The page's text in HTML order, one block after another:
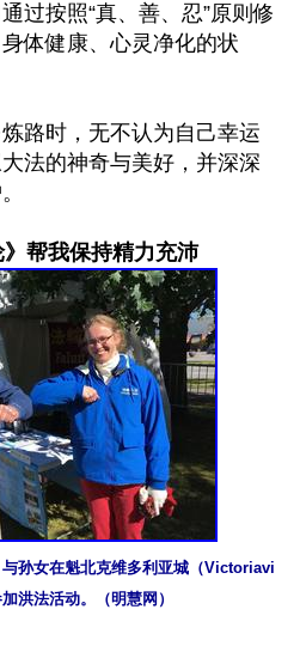
过按照“真、善、忍”原则修
体健康、心灵净化的状
路时，无不认为自己幸运
法的神奇与美好，并深深
帮我保持精力充沛
与孙女在魁北克维多利亚城（Victoriavi
洪法活动。（明慧网）